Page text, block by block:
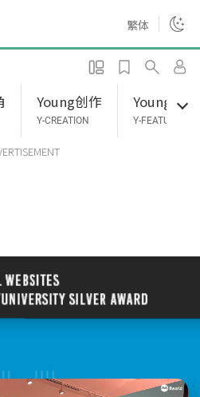
繁体
Young创作
Y-CREATION
Young专题
Y-FEATURES